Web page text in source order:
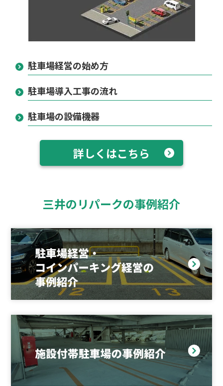
駐車場経営の始め方
駐車場導入工事の流れ
駐車場の設備機器
詳しくはこちら
三井のリパークの事例紹介